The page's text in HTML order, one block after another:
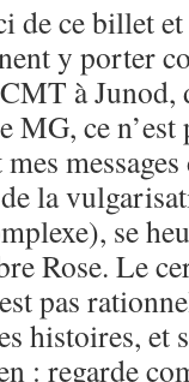
de ce billet
y porter
à
MG, ce
la
se
Rose. Le
pas
histoires, et
: regarde